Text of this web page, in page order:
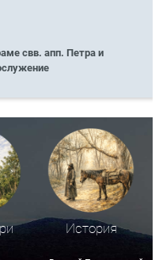
свв. апп. Петра и
История